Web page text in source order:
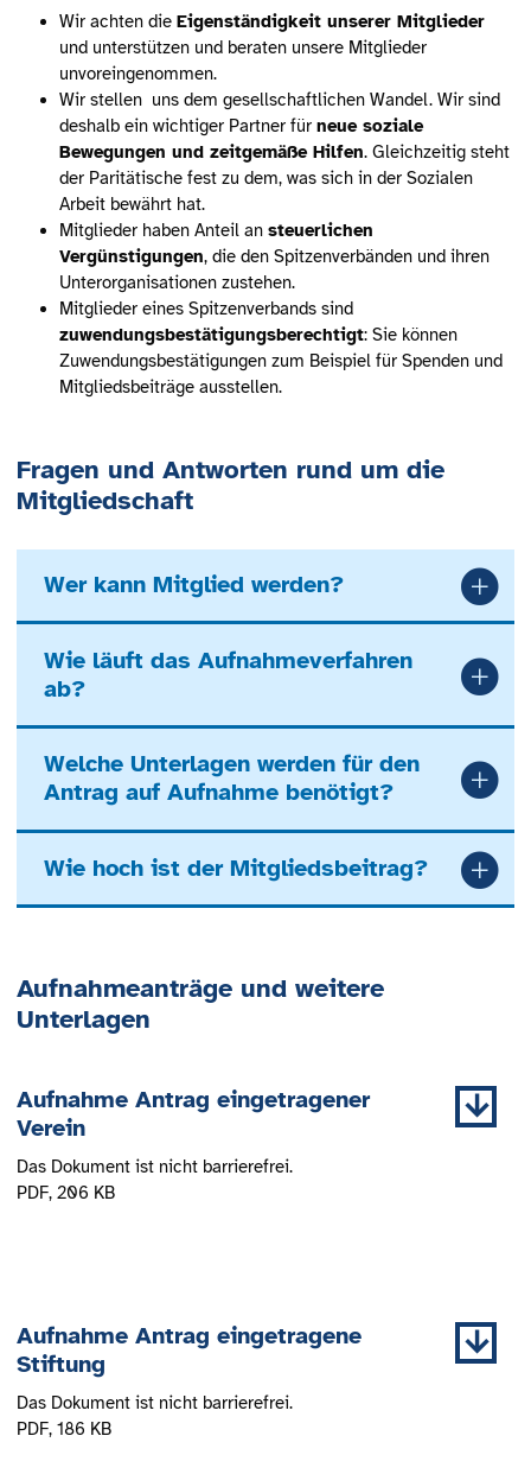
Wir achten dieEigenständigkeit unserer Mitglieder
und unterstützen und beraten unsere Mitglieder
unvoreingenommen.
Wir stellen uns dem gesellschaftlichen Wandel. Wir sind
deshalb ein wichtiger Partner fürneue soziale
Bewegungen und zeitgemäße Hilfen. Gleichzeitig steht
der Paritätische fest zu dem, was sich in der Sozialen
Arbeit bewährt hat.
Mit­glieder haben Anteil ansteuerlichen
Vergünstigungen, die den Spitzenverbänden und ihren
Unterorganisationen zustehen.
Mitglieder eines Spitzenverbands sind
zuwendungsbestätigungsberechtigt: Sie können
Zuwendungsbestätigungen zum Beispiel für Spenden und
Mitgliedsbeiträge ausstellen.
Fragen und Antworten rund um die
Mitgliedschaft
Wer kann Mitglied werden?
Wie läuft das Aufnahmeverfahren
ab?
Welche Unterlagen werden für den
Antrag auf Aufnahme benötigt?
Wie hoch ist der Mitgliedsbeitrag?
Aufnahmeanträge und weitere
Unterlagen
Aufnahme Antrag eingetragener
Verein
Das Dokument ist nicht barrierefrei.
PDF, 206 KB
Aufnahme Antrag eingetragene
Stiftung
Das Dokument ist nicht barrierefrei.
PDF, 186 KB